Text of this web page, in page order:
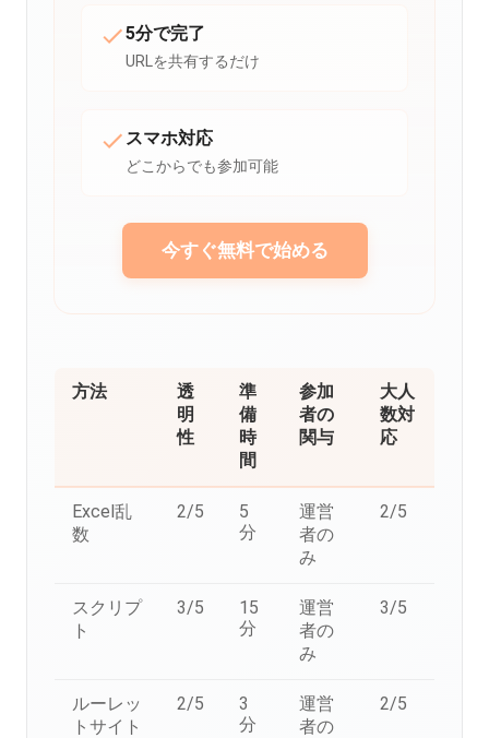
5分で完了
URLを共有するだけ
スマホ対応
どこからでも参加可能
今すぐ無料で始める
方法
透
明
性
準
備
時
間
参加
者の
関与
大人
数対
応
Excel乱
数
2/5
5
分
運営
者の
み
2/5
スクリプ
ト
3/5
15
分
運営
者の
み
3/5
ルーレッ
トサイト
2/5
3
分
運営
者の
2/5